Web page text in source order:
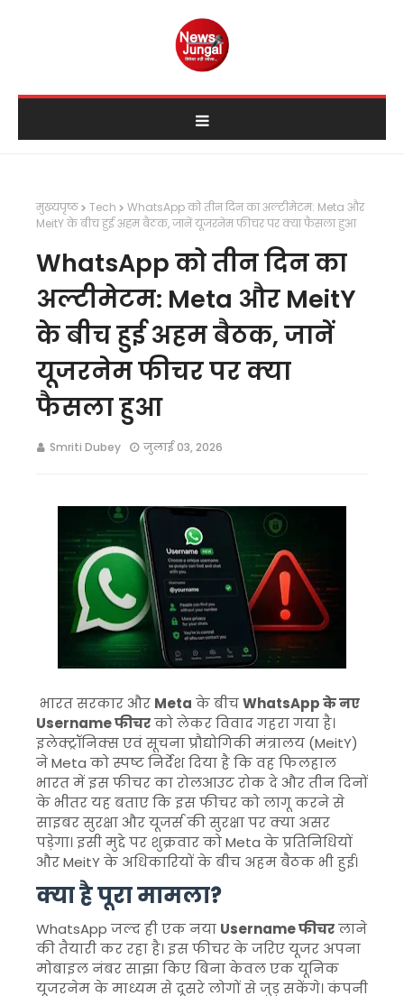
मुख्यपृष्ठ Tech
WhatsApp को तीन दिन का अल्टीमेटम: Meta और
MeitY के बीच हुई अहम बैठक, जानें यूजरनेम फीचर पर क्या फैसला हुआ
WhatsApp को तीन दिन का
अल्टीमेटम: Meta और MeitY
के बीच हुई अहम बैठक, जानें
यूजरनेम फीचर पर क्या
फैसला हुआ
Smriti Dubey जुलाई 03, 2026
भारत सरकार और Meta के बीचWhatsApp के नए
Username फीचरको लेकर विवाद गहरा गया है।
इलेक्ट्रॉनिक्स एवं सूचना प्रौद्योगिकी मंत्रालय (MeitY)
ने Meta को स्पष्ट निर्देश दिया है कि वह फिलहाल
भारत में इस फीचर का रोलआउट रोक दे और तीन दिनों
के भीतर यह बताए कि इस फीचर को लागू करने से
साइबर सुरक्षा और यूजर्स की सुरक्षा पर क्या असर
पड़ेगा। इसी मुद्दे पर शुक्रवार को Meta के प्रतिनिधियों
और MeitY के अधिकारियों के बीच अहम बैठक भी हुई।
क्या है पूरा मामला?
WhatsApp जल्द ही एक नया Username फीचरलाने
की तैयारी कर रहा है। इस फीचर के जरिए यूजर अपना
मोबाइल नंबर साझा किए बिना केवल एक यूनिक
यूजरनेम के माध्यम से दूसरे लोगों से जुड़ सकेंगे। कंपनी